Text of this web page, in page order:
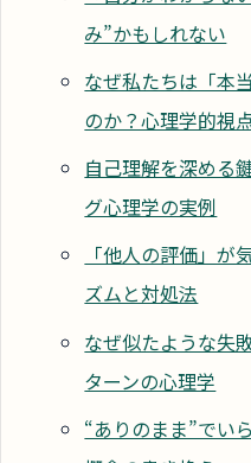
み”かもしれない
なぜ私たちは「本
のか？心理学的視
自己理解を深める
グ心理学の実例
「他人の評価」が
ズムと対処法
なぜ似たような失
ターンの心理学
“ありのまま”でい